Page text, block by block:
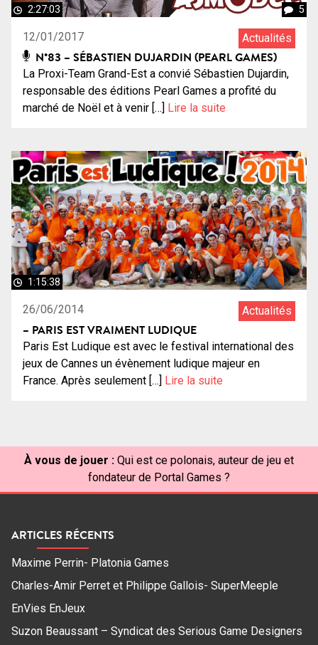
2:27:03 5
12/01/2017 Actualités
N°83 – SÉBASTIEN DUJARDIN (PEARL GAMES)
La Proxi-Team Grand-Est a convié Sébastien Dujardin,
responsable des éditions Pearl Games a profité du
marché de Noël et à venir […] Lire la suite
1:15:38
26/06/2014 Actualités
– PARIS EST VRAIMENT LUDIQUE
Paris Est Ludique est avec le festival international des
jeux de Cannes un évènement ludique majeur en
France. Après seulement […] Lire la suite
À vous de jouer : Qui est ce polonais, auteur de jeu et
fondateur de Portal Games ?
ARTICLES RÉCENTS
Maxime Perrin- Platonia Games
Charles-Amir Perret et Philippe Gallois- SuperMeeple
EnVies EnJeux
Suzon Beaussant – Syndicat des Serious Game Designers